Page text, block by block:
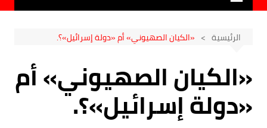
الرئيسية «الكيان الصهيوني» أم «دولة إسرائيل»؟.
«الكيان الصهيوني» أم
«دولة إسرائيل»؟.